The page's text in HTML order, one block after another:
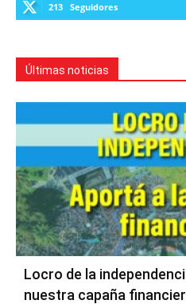
213 Seguidores
Últimas noticias
Locro de la
nuestra capaña